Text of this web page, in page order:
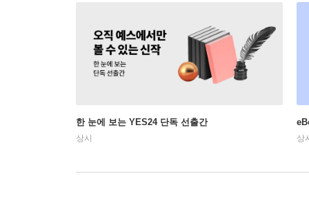
한 눈에 보는 YES24 단독 선출간
상시 상